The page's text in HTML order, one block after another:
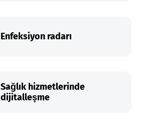
Enfeksiyon radarı
Sağlık hizmetlerinde
dijitalleşme